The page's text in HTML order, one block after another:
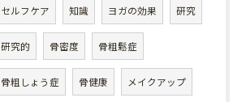
セルフケア 知識 ヨガの効果 研究
研究的 骨密度 骨粗鬆症
骨粗しょう症 骨健康 メイクアップ